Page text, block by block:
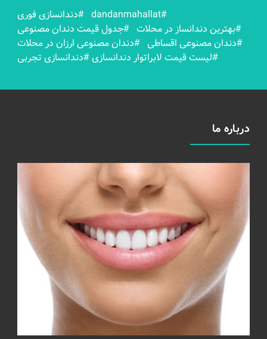
#dandanmahallat
#دندانسازی فوری
#بهترين دندانساز در محلات #جدول قیمت دندان مصنوعی
#دندان مصنوعی اقساطی #دندان مصنوعی ارزان در محلات
#لیست قیمت لابراتوار دندانسازی#دندانسازی تجربی
درباره ما